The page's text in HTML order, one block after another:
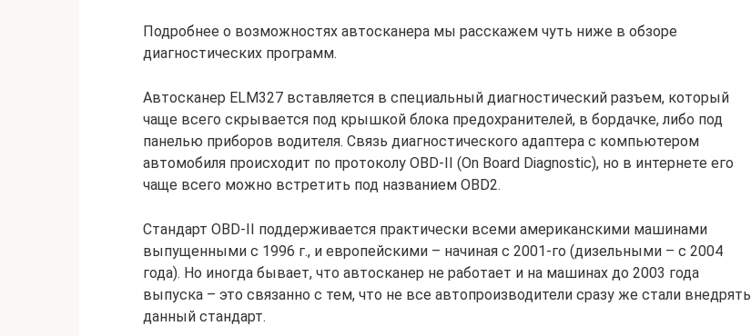
Подробнее о возможностях автосканера мы расскажем чуть ниже в обзоре
диагностических программ.
Автосканер ELM327 вставляется в специальный диагностический разъем, который
чаще всего скрывается под крышкой блока предохранителей, в бордачке, либо под
панелью приборов водителя. Связь диагностического адаптера с компьютером
автомобиля происходит по протоколу OBD-II (On Board Diagnostic), но в интернете его
чаще всего можно встретить под названием OBD2.
Стандарт OBD-II поддерживается практически всеми американскими машинами
выпущенными с 1996 г., и европейскими – начиная с 2001-го (дизельными – с 2004
года). Но иногда бывает, что автосканер не работает и на машинах до 2003 года
выпуска – это связанно с тем, что не все автопроизводители сразу же стали внедрять
данный стандарт.